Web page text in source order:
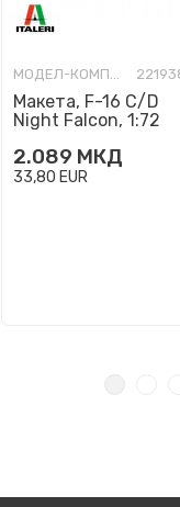
МОДЕЛ-КОМПЛЕТ
Макета, F-16 C/D
Night Falcon, 1:72
2.089 МКД
33,80 EUR